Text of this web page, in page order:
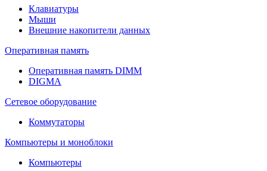
Клавиатуры
Мыши
Внешние накопители данных
Оперативная память
Оперативная память DIMM
DIGMA
Сетевое оборудование
Коммутаторы
Компьютеры и моноблоки
Компьютеры